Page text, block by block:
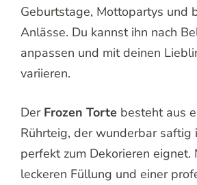
Geburtstage, Mottopartys und
Anlässe. Du kannst ihn nach
anpassen und mit deinen
variieren.
Der Frozen Torte besteht aus
Rührteig, der wunderbar saftig
perfekt zum Dekorieren eignet.
leckeren Füllung und einer